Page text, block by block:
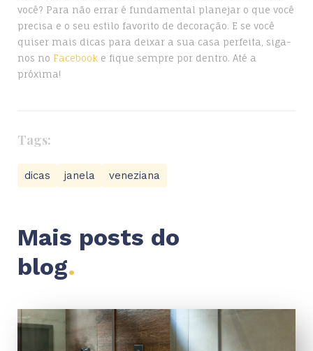
você? Para não errar é fundamental planejar o que você
precisa e o seu estilo favorito de decoração. E se você
quiser mais dicas para deixar a sua casa perfeita, siga-
nos no Facebook e fique sempre por dentro. Até a
próxima!
Tags:
dicas janela veneziana
Mais posts do
blog.